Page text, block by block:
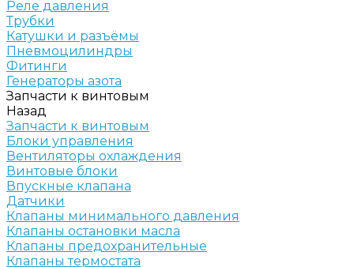
Реле давления
Трубки
Катушки и разъёмы
Пневмоцилиндры
Фитинги
Генераторы азота
Запчасти к винтовым
Назад
Запчасти к винтовым
Блоки управления
Вентиляторы охлаждения
Винтовые блоки
Впускные клапана
Датчики
Клапаны минимального давления
Клапаны остановки масла
Клапаны предохранительные
Клапаны термостата